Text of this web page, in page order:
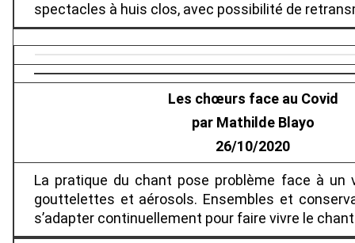
spectacles à huis clos, avec possibilité de
Les chœurs face au Covid
par Mathilde Blayo
26/10/2020
La pratique du chant pose problème face à un
gouttelettes et aérosols. Ensembles et
s’adapter continuellement pour faire vivre le